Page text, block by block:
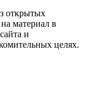
открытых
материал в
и
целях.